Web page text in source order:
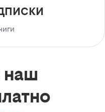
наш